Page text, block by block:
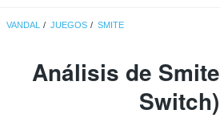
VANDAL JUEGOS SMITE
Análisis de Smite
Switch)